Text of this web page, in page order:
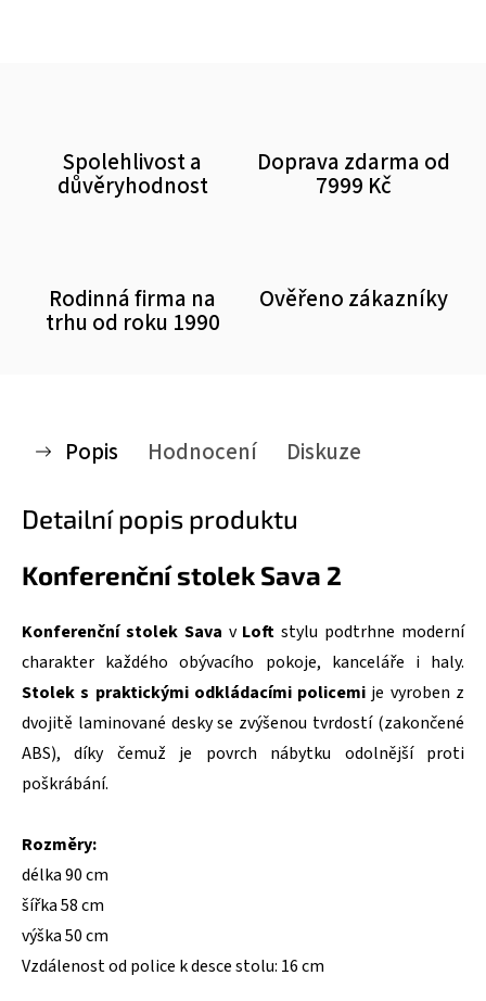
Spolehlivost a
důvěryhodnost
Doprava zdarma od
7999 Kč
Rodinná firma na
trhu od roku 1990
Ověřeno zákazníky
Popis Hodnocení Diskuze
Detailní popis produktu
Konferenční stolek Sava 2
Konferenční stolek Sava v Loftstylu podtrhne moderní
charakter každého obývacího pokoje, kanceláře i haly.
Stolek s praktickými odkládacími policemi je vyroben z
dvojitě laminované desky se zvýšenou tvrdostí (zakončené
ABS), díky čemuž je povrch nábytku odolnější proti
poškrábání.
Rozměry:
délka 90 cm
šířka 58 cm
výška 50 cm
Vzdálenost od police k desce stolu: 16 cm